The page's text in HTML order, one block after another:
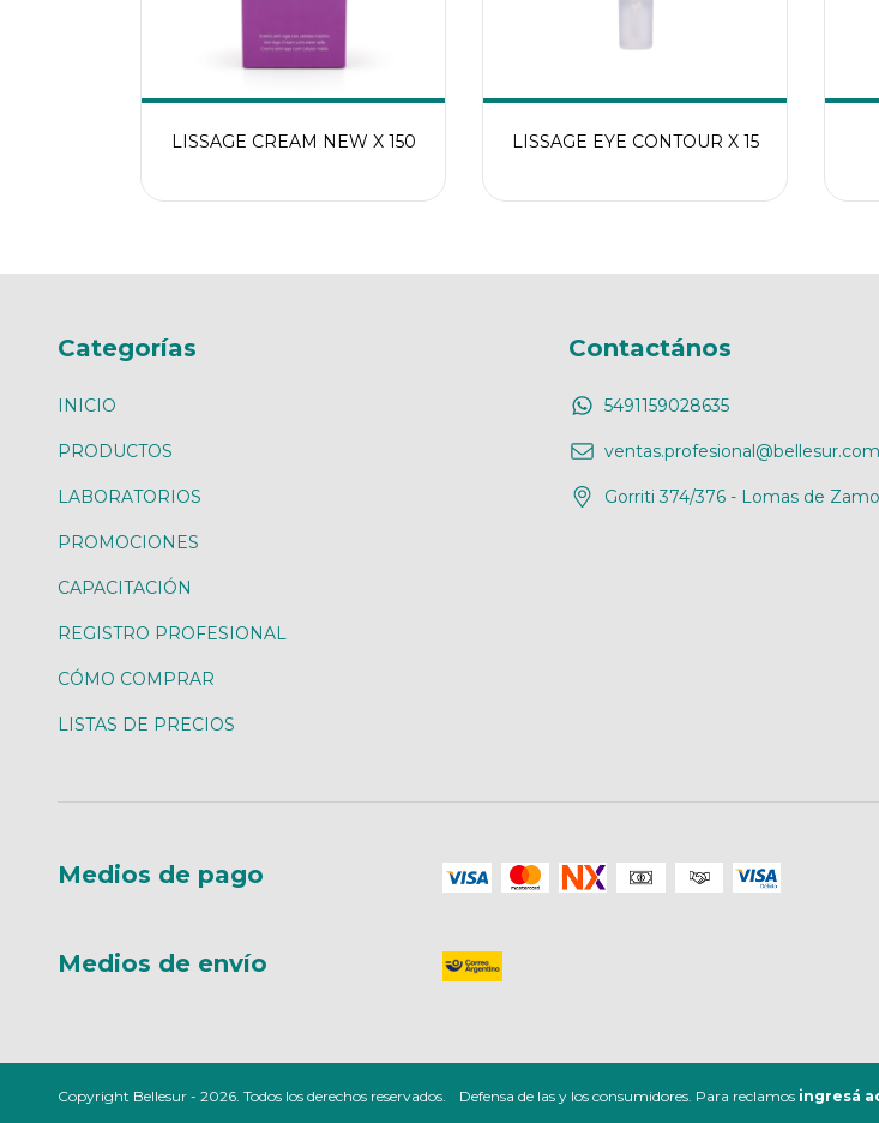
LISSAGE CREAM NEW X 150 LISSAGE EYE CONTOUR X 15
Categorías
INICIO
PRODUCTOS
LABORATORIOS
PROMOCIONES
CAPACITACIÓN
REGISTRO PROFESIONAL
CÓMO COMPRAR
LISTAS DE PRECIOS
Contactános
5491159028635
Gorriti 374/376 - Lomas de
Medios de pago
Medios de envío
Copyright Bellesur - 2026. Todos los derechos reservados. Defensa de las y los consumidores. Para reclamos ingresá